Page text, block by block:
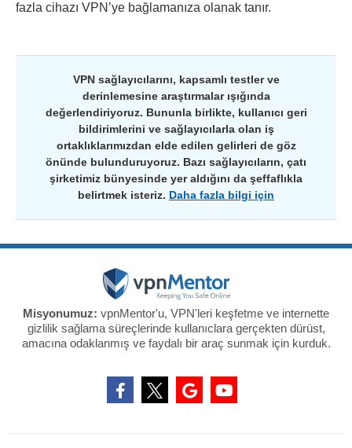
fazla cihazı VPN’ye bağlamanıza olanak tanır.
VPN sağlayıcılarını, kapsamlı testler ve
derinlemesine araştırmalar ışığında
değerlendiriyoruz. Bununla birlikte, kullanıcı geri
bildirimlerini ve sağlayıcılarla olan iş
ortaklıklarımızdan elde edilen gelirleri de göz
önünde bulunduruyoruz. Bazı sağlayıcıların, çatı
şirketimiz bünyesinde yer aldığını da şeffaflıkla
belirtmek isteriz. Daha fazla bilgi için
Misyonumuz: vpnMentor'u, VPN'leri keşfetme ve internette
gizlilik sağlama süreçlerinde kullanıclara gerçekten dürüst,
amacına odaklanmış ve faydalı bir araç sunmak için kurduk.